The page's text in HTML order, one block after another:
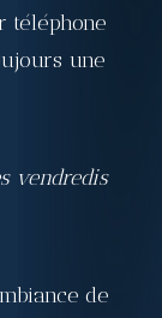
téléphone
une
vendredis
de